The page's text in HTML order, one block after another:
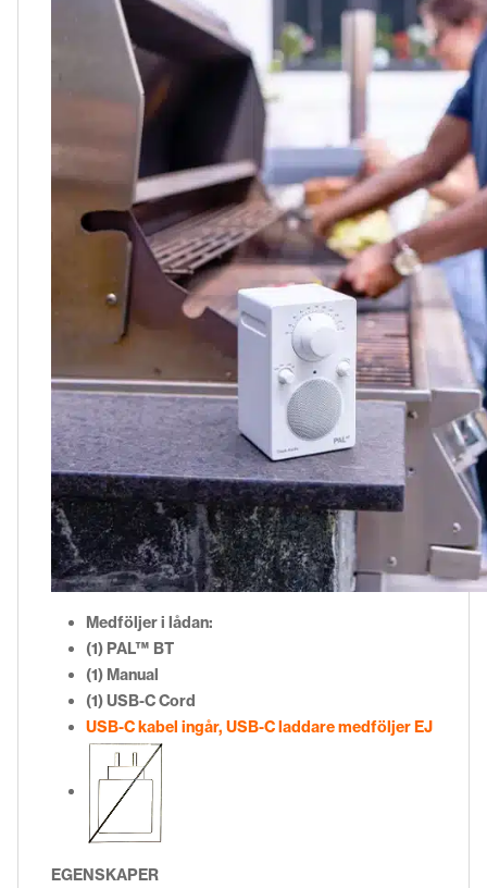
Medföljer i lådan:
(1) PAL™ BT
(1) Manual
(1) USB-C Cord
USB-C kabel ingår, USB-C laddare medföljer EJ
EGENSKAPER